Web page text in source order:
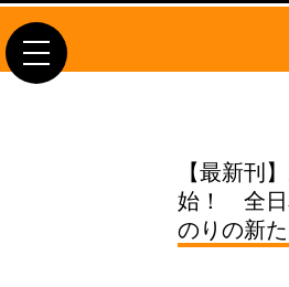
toggle
【最新刊
始！ 全日
のりの新